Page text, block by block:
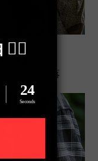
行
遺失或滑落